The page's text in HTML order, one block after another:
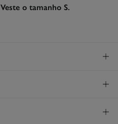
Veste o tamanho S.